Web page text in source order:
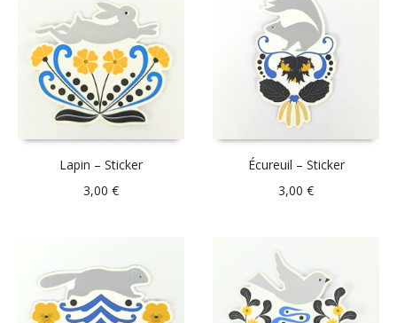
Lapin – Sticker
3,00 €
Écureuil – Sticker
3,00€